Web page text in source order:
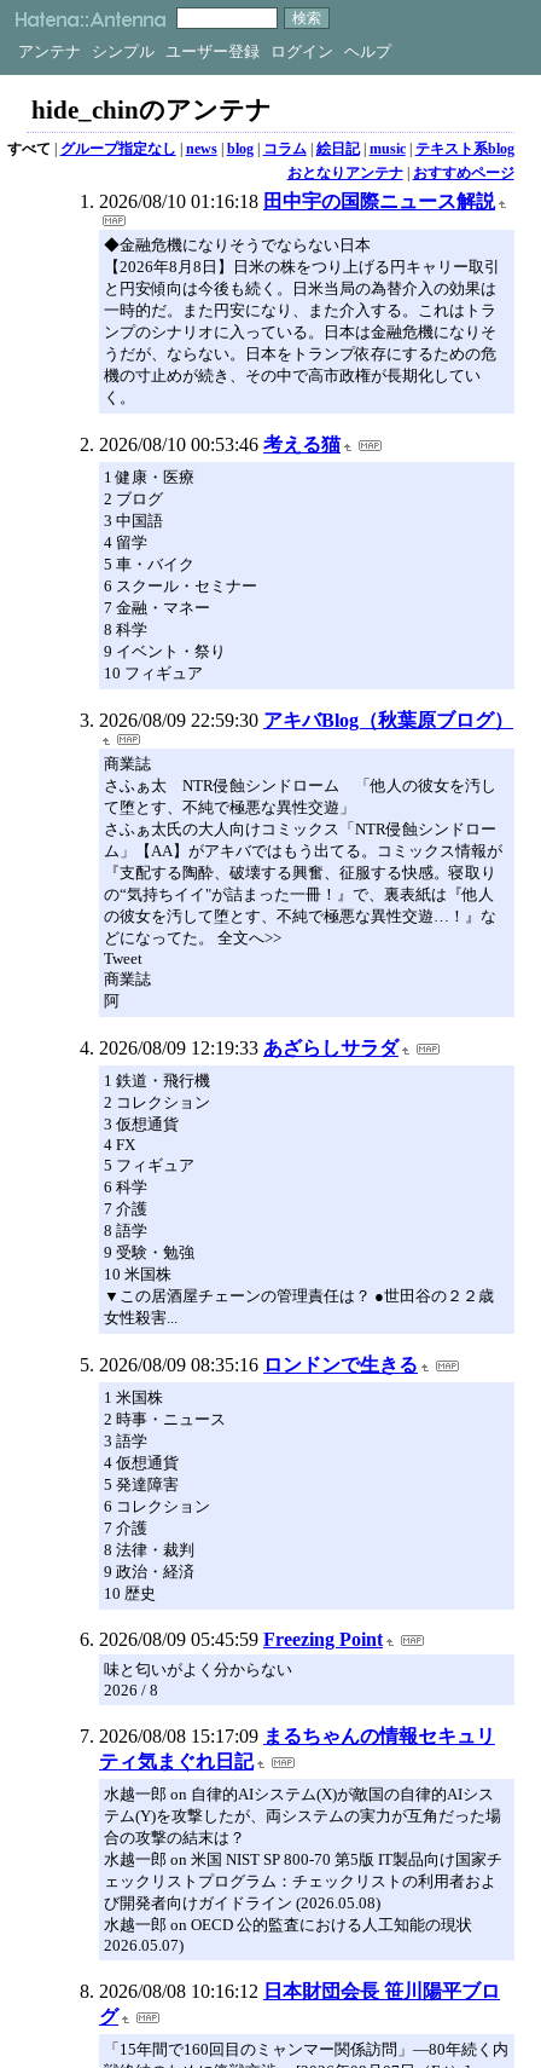
アンテナ シンプル ユーザー登録 ログイン ヘルプ
hide_chinのアンテナ
すべて | グループ指定なし | news| blog| コラム| 絵日記| music| テキスト系blog
おとなりアンテナ| おすすめページ
2026/08/10 01:16:18 田中宇の国際ニュース解説
◆金融危機になりそうでならない日本
【2026年8月8日】日米の株をつり上げる円キャリー取引
と円安傾向は今後も続く。日米当局の為替介入の効果は
一時的だ。また円安になり、また介入する。これはトラ
ンプのシナリオに入っている。日本は金融危機になりそ
うだが、ならない。日本をトランプ依存にするための危
機の寸止めが続き、その中で高市政権が長期化してい
く。
2026/08/10 00:53:46 考える猫
1 健康・医療
2 ブログ
3 中国語
4 留学
5 車・バイク
6 スクール・セミナー
7 金融・マネー
8 科学
9 イベント・祭り
10 フィギュア
2026/08/09 22:59:30 アキバBlog（秋葉原ブログ）
商業誌
さふぁ太 NTR侵蝕シンドローム 「他人の彼女を汚し
て堕とす、不純で極悪な異性交遊」
さふぁ太氏の大人向けコミックス「NTR侵蝕シンドロー
ム」【AA】がアキバではもう出てる。コミックス情報が
『支配する陶酔、破壊する興奮、征服する快感。寝取り
の“気持ちイイ"が詰まった一冊！』で、裏表紙は『他人
の彼女を汚して堕とす、不純で極悪な異性交遊…！』な
どになってた。 全文へ>>
Tweet
商業誌
阿
2026/08/09 12:19:33 あざらしサラダ
1 鉄道・飛行機
2 コレクション
3 仮想通貨
4 FX
5 フィギュア
6 科学
7 介護
8 語学
9 受験・勉強
10 米国株
▼この居酒屋チェーンの管理責任は？ ●世田谷の２２歳
女性殺害...
2026/08/09 08:35:16 ロンドンで生きる
1 米国株
2 時事・ニュース
3 語学
4 仮想通貨
5 発達障害
6 コレクション
7 介護
8 法律・裁判
9 政治・経済
10 歴史
2026/08/09 05:45:59 Freezing Point
味と匂いがよく分からない
2026 / 8
2026/08/08 15:17:09 まるちゃんの情報セキュリ
ティ気まぐれ日記
水越一郎 on 自律的AIシステム(X)が敵国の自律的AIシス
テム(Y)を攻撃したが、両システムの実力が互角だった場
合の攻撃の結末は？
水越一郎 on 米国 NIST SP 800-70 第5版 IT製品向け国家チ
ェックリストプログラム：チェックリストの利用者およ
び開発者向けガイドライン (2026.05.08)
水越一郎 on OECD 公的監査における人工知能の現状
2026.05.07)
2026/08/08 10:16:12 日本財団会長 笹川陽平ブロ
グ
「15年間で160回目のミャンマー関係訪問」―80年続く内